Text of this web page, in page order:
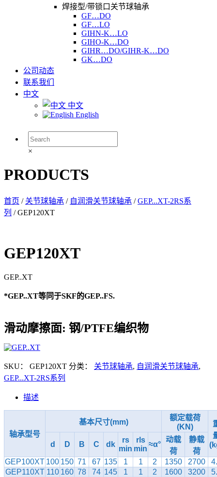
焊接型/带锁口关节球轴承
GF…DO
GF…LO
GIHN-K…LO
GIHO-K…DO
GIHR…DO/GIHR-K…DO
GK…DO
公司动态
联系我们
中文
中文
English
×
PRODUCTS
首页 / 关节球轴承 / 自润滑关节球轴承 /GEP...XT-2RS系
列 / GEP120XT
GEP120XT
GEP..XT
*GEP..XT等同于SKF的GEP..FS.
滑动摩擦面: 钢/PTFE编织物
SKU： GEP120XT 分类： 关节球轴承, 自润滑关节球轴承,
GEP...XT-2RS系列
描述
轴承型号
基本尺寸(mm)
额定载荷
(KN)
d D B C dk
rs
min
rls
min
≈α°
动载
荷
静载
荷
GEP100XT 100 150 71 67 135 1 1 2 1350 2700
GEP110XT 110 160 78 74 145 1 1 2 1600 3200